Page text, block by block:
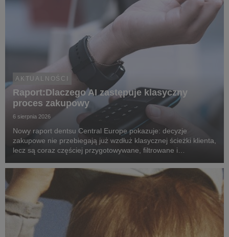
AKTUALNOŚCI
Raport:Dlaczego AI zastępuje klasyczny
proces zakupowy
6 sierpnia 2026
Nowy raport dentsu Central Europe pokazuje: decyzje
zakupowe nie przebiegają już wzdłuż klasycznej ścieżki klienta,
lecz są coraz częściej przygotowywane, filtrowane i
inteligencji.